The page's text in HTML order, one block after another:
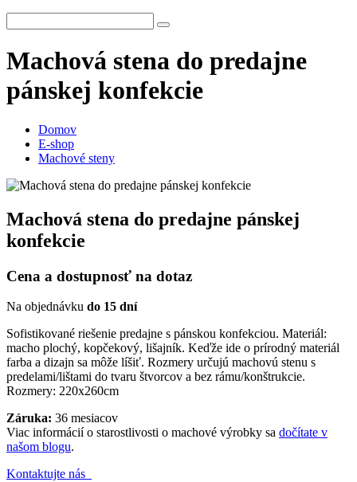
Machová stena do predajne
pánskej konfekcie
Domov
E-shop
Machové steny
Machová stena do predajne pánskej
konfekcie
Cena a dostupnosť na dotaz
Na objednávku do 15 dní
Sofistikované riešenie predajne s pánskou konfekciou. Materiál:
macho plochý, kopčekový, lišajník. Keďže ide o prírodný materiál
farba a dizajn sa môže líšiť. Rozmery určujú machovú stenu s
predelami/lištami do tvaru štvorcov a bez rámu/konštrukcie.
Rozmery: 220x260cm
Záruka: 36 mesiacov
Viac informácií o starostlivosti o machové výrobky sa dočítate v
našom blogu.
Kontaktujte nás